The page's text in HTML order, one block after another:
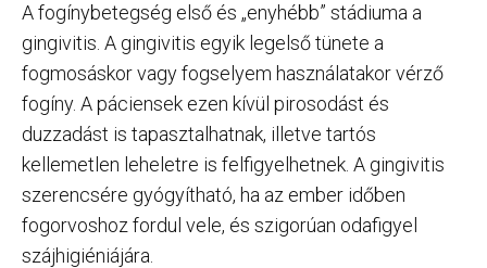
A fogínybetegség első és „enyhébb” stádiuma a
gingivitis. A gingivitis egyik legelső tünete a
fogmosáskor vagy fogselyem használatakor vérző
fogíny. A páciensek ezen kívül pirosodást és
duzzadást is tapasztalhatnak, illetve tartós
kellemetlen leheletre is felfigyelhetnek. A gingivitis
szerencsére gyógyítható, ha az ember időben
fogorvoshoz fordul vele, és szigorúan odafigyel
szájhigiéniájára.